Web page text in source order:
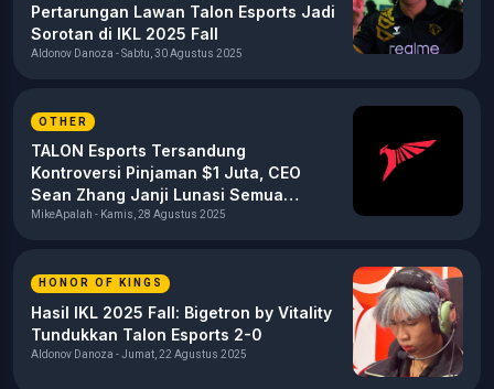
Pertarungan Lawan Talon Esports Jadi
Sorotan di IKL 2025 Fall
Aldonov Danoza - Sabtu, 30 Agustus 2025
OTHER
TALON Esports Tersandung
Kontroversi Pinjaman $1 Juta, CEO
Sean Zhang Janji Lunasi Semua
Pembayaran
MikeApalah - Kamis, 28 Agustus 2025
HONOR OF KINGS
Hasil IKL 2025 Fall: Bigetron by Vitality
Tundukkan Talon Esports 2-0
Aldonov Danoza - Jumat, 22 Agustus 2025